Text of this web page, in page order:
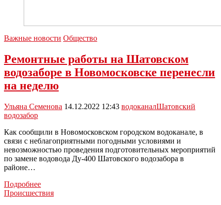
Важные новости Общество
Ремонтные работы на Шатовском
водозаборе в Новомосковске перенесли
на неделю
Ульяна Семенова 14.12.2022 12:43 водоканалШатовский
водозабор
Как сообщили в Новомосковском городском водоканале, в
связи с неблагоприятными погодными условиями и
невозможностью проведения подготовительных мероприятий
по замене водовода Ду-400 Шатовского водозабора в
районе…
ПодробнееРемонтные
работы
Происшествия